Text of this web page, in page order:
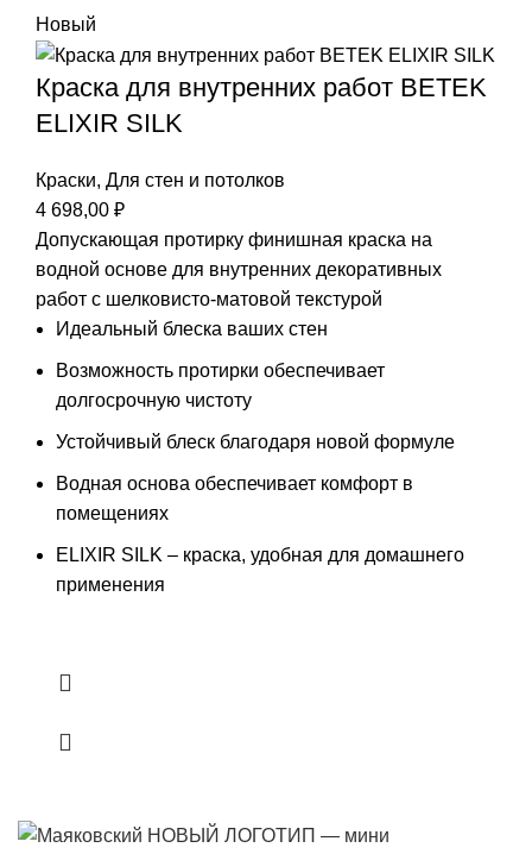
Новый
Краска для внутренних работ BETEK
ELIXIR SILK
Краски, Для стен и потолков
4 698,00 ₽
Допускающая протирку финишная краска на
водной основе для внутренних декоративных
работ с шелковисто-матовой текстурой
Идеальный блеска ваших стен
Возможность протирки обеспечивает
долгосрочную чистоту
Устойчивый блеск благодаря новой формуле
Водная основа обеспечивает комфорт в
помещениях
ELIXIR SILK – краска, удобная для домашнего
применения